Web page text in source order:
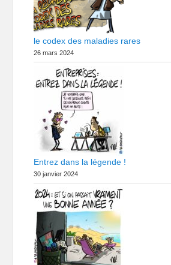
le codex des maladies rares
26 mars 2024
Entrez dans la légende !
30 janvier 2024